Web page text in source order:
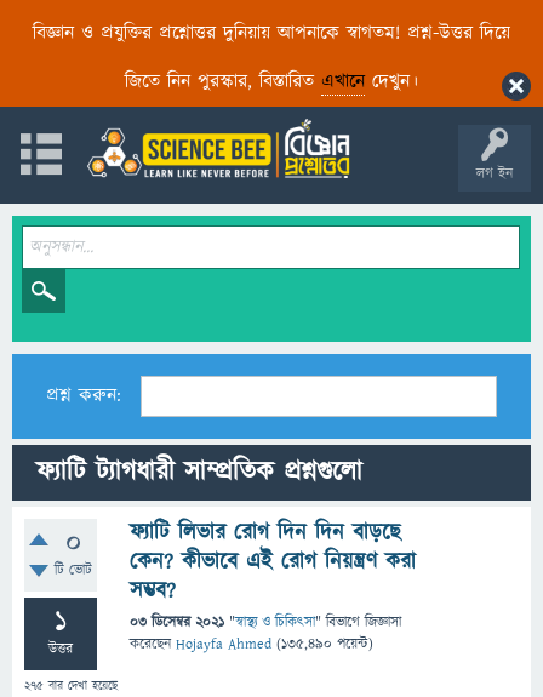
বিজ্ঞান ও প্রযুক্তির প্রশ্নোত্তর দুনিয়ায় আপনাকে স্বাগতম! প্রশ্ন-উত্তর দিয়ে
জিতে নিন পুরস্কার, বিস্তারিত এখানেদেখুন।
লগ ইন
প্রশ্ন করুন:
ফ্যাটি ট্যাগধারী সাম্প্রতিক প্রশ্নগুলো
0
টি ভোট
1
উত্তর
275 বার দেখা হয়েছে
ফ্যাটি লিভার রোগ দিন দিন বাড়ছে
কেন? কীভাবে এই রোগ নিয়ন্ত্রণ করা
সম্ভব?
03 ডিসেম্বর 2021 "স্বাস্থ্য ও চিকিৎসা" বিভাগে জিজ্ঞাসা
করেছেনHojayfa Ahmed (135,490 পয়েন্ট)